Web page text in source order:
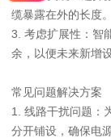
缆暴露在外的长度。
3. 考虑扩展性：智
余，以便未来新增
常见问题解决方案
1. 线路干扰问题：
分开铺设，确保电